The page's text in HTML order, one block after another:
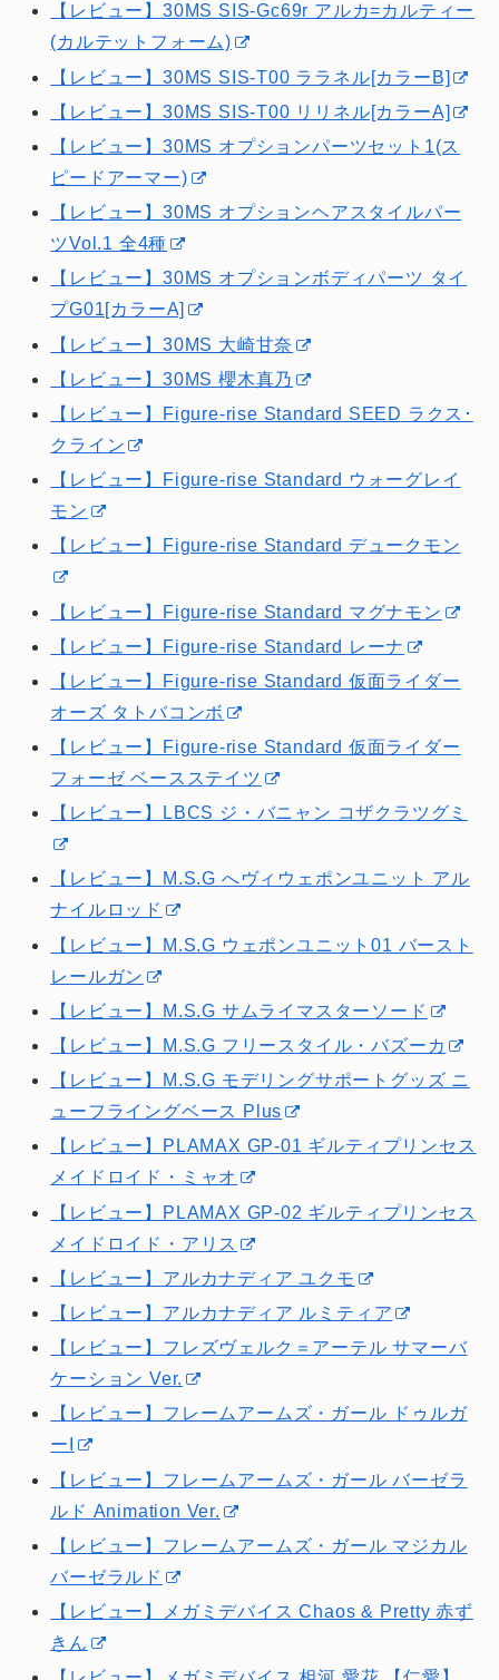
【レビュー】30MS SIS-Gc69r アルカ=カルティー
(カルテットフォーム)
【レビュー】30MS SIS-T00 ララネル[カラーB]
【レビュー】30MS SIS-T00 リリネル[カラーA]
【レビュー】30MS オプションパーツセット1(ス
ピードアーマー)
【レビュー】30MS オプションヘアスタイルパー
ツVol.1 全4種
【レビュー】30MS オプションボディパーツ タイ
プG01[カラーA]
【レビュー】30MS 大崎甘奈
【レビュー】30MS 櫻木真乃
【レビュー】Figure-rise Standard SEED ラクス･
クライン
【レビュー】Figure-rise Standard ウォーグレイ
モン
【レビュー】Figure-rise Standard デュークモン
【レビュー】Figure-rise Standard マグナモン
【レビュー】Figure-rise Standard レーナ
【レビュー】Figure-rise Standard 仮面ライダー
オーズ タトバコンボ
【レビュー】Figure-rise Standard 仮面ライダー
フォーゼ ベースステイツ
【レビュー】LBCS ジ・バニャン コザクラツグミ
【レビュー】M.S.G へヴィウェポンユニット アル
ナイルロッド
【レビュー】M.S.G ウェポンユニット01 バースト
レールガン
【レビュー】M.S.G サムライマスターソード
【レビュー】M.S.G フリースタイル・バズーカ
【レビュー】M.S.G モデリングサポートグッズ ニ
ューフライングベース Plus
【レビュー】PLAMAX GP-01 ギルティプリンセス
メイドロイド・ミャオ
【レビュー】PLAMAX GP-02 ギルティプリンセス
メイドロイド・アリス
【レビュー】アルカナディア ユクモ
【レビュー】アルカナディア ルミティア
【レビュー】フレズヴェルク＝アーテル サマーバ
ケーション Ver.
【レビュー】フレームアームズ・ガール ドゥルガ
ーI
【レビュー】フレームアームズ・ガール バーゼラ
ルド Animation Ver.
【レビュー】フレームアームズ・ガール マジカル
バーゼラルド
【レビュー】メガミデバイス Chaos & Pretty 赤ず
きん